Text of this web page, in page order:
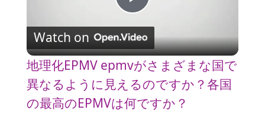
P
l
a
Watch on
地理化EPMV epmvがさまざまな国で
異なるように見えるのですか？各国
の最高のEPMVは何ですか？